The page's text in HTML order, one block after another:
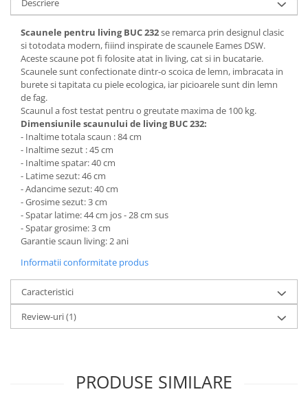
Mese gradinita
Scaune gradinita
Set mese si scaune gradinita
Mobilier copii
Mobila camera copii
Scaune birou pentru copii
Saltele patuturi copii
Paturi copii
Masa si scaune gradinita
Seturi comode living si dormitor
Descriere
Scaunele pentru living BUC 232se remarca prin designul clasic
si totodata modern, fiiind inspirate de scaunele Eames DSW.
Aceste scaune pot fi folosite atat in living, cat si in bucatarie.
Scaunele sunt confectionate dintr-o scoica de lemn, imbracata in
burete si tapitata cu piele ecologica, iar picioarele sunt din lemn
de fag.
Scaunul a fost testat pentru o greutate maxima de 100 kg.
Dimensiunile scaunului de living BUC 232:
- Inaltime totala scaun : 84 cm
- Inaltime sezut : 45 cm
- Inaltime spatar: 40 cm
- Latime sezut: 46 cm
- Adancime sezut: 40 cm
- Grosime sezut: 3 cm
- Spatar latime: 44 cm jos - 28 cm sus
- Spatar grosime: 3 cm
Garantie scaun living: 2 ani
Informatii conformitate produs
Caracteristici
Review-uri(1)
PRODUSE SIMILARE